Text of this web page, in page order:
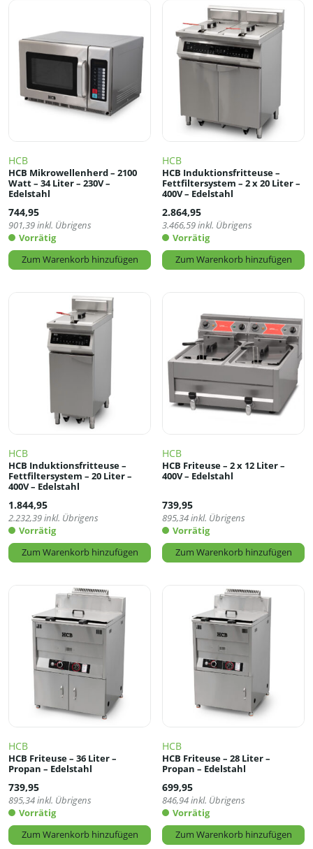
HCB
HCB Mikrowellenherd – 2100
Watt – 34 Liter – 230V –
Edelstahl
744,95
901,39inkl. Übrigens
Vorrätig
Zum Warenkorb hinzufügen
HCB
HCB Induktionsfritteuse –
Fettfiltersystem – 2 x 20 Liter –
400V – Edelstahl
2.864,95
3.466,59inkl. Übrigens
Vorrätig
Zum Warenkorb hinzufügen
HCB
HCB Induktionsfritteuse –
Fettfiltersystem – 20 Liter –
400V – Edelstahl
1.844,95
2.232,39inkl. Übrigens
Vorrätig
Zum Warenkorb hinzufügen
HCB
HCB Friteuse – 2 x 12 Liter –
400V – Edelstahl
739,95
895,34inkl. Übrigens
Vorrätig
Zum Warenkorb hinzufügen
HCB
HCB Friteuse – 36 Liter –
Propan – Edelstahl
739,95
895,34inkl. Übrigens
Vorrätig
Zum Warenkorb hinzufügen
HCB
HCB Friteuse – 28 Liter –
Propan – Edelstahl
699,95
846,94inkl. Übrigens
Vorrätig
Zum Warenkorb hinzufügen